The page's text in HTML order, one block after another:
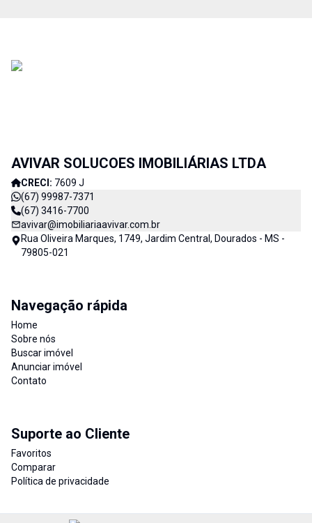
AVIVAR SOLUCOES IMOBILIÁRIAS LTDA
CRECI: 7609 J
(67) 99987-7371
(67) 3416-7700
avivar@imobiliariaavivar.com.br
Rua Oliveira Marques, 1749, Jardim Central, Dourados - MS -
79805-021
Navegação rápida
Home
Sobre nós
Buscar imóvel
Anunciar imóvel
Contato
Suporte ao Cliente
Favoritos
Comparar
Política de privacidade